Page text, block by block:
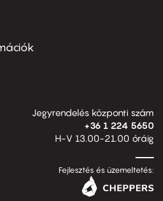
Jegyrendelés központi szám
+36 1 224 5650
H-V 13.00-21.00 óráig
Fejlesztés és üzemeltetés: